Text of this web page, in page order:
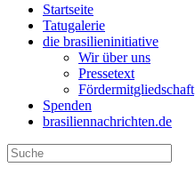
Startseite
Tatugalerie
die brasilieninitiative
Wir über uns
Pressetext
Fördermitgliedschaft
Spenden
brasiliennachrichten.de